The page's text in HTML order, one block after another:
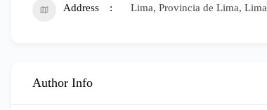
Address Lima, Provincia de Lima,
Author Info